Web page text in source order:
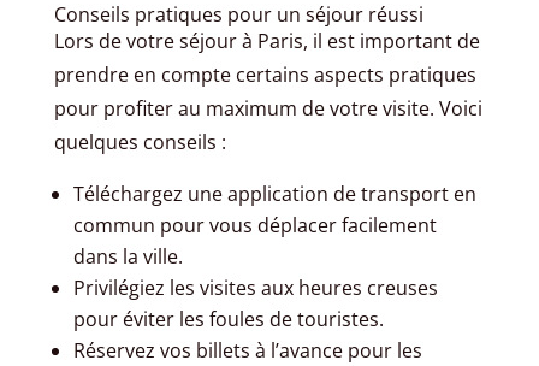
Conseils pratiques pour un séjour réussi
Lors de votre séjour à Paris, il est important de
prendre en compte certains aspects pratiques
pour profiter au maximum de votre visite. Voici
quelques conseils :
Téléchargez une application de transport en
commun pour vous déplacer facilement
dans la ville.
Privilégiez les visites aux heures creuses
pour éviter les foules de touristes.
Réservez vos billets à l’avance pour les